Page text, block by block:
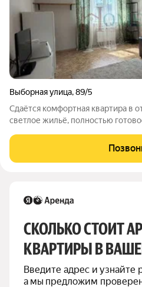
Выборная улица,89/5
Сдаётся комфортная квартира в
светлое жильё, полностью
мебель, техника и
просмотру! Арт. 140601539
СКОЛЬКО СТОИТ
КВАРТИРЫ В
Введите адрес и узнайте
а мы предложим